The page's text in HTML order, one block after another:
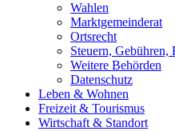
Wahlen
Marktgemeinderat
Ortsrecht
Steuern, Gebühren,
Weitere Behörden
Datenschutz
Leben & Wohnen
Freizeit & Tourismus
Wirtschaft & Standort